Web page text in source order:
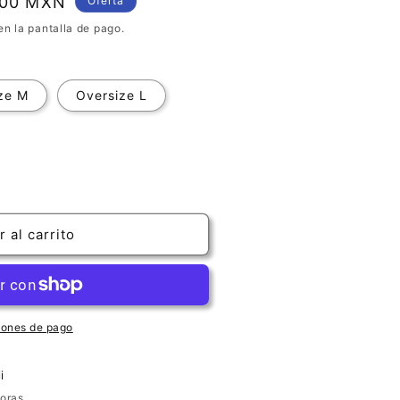
la pantalla de pago.
M Oversize L
al carrito
de pago